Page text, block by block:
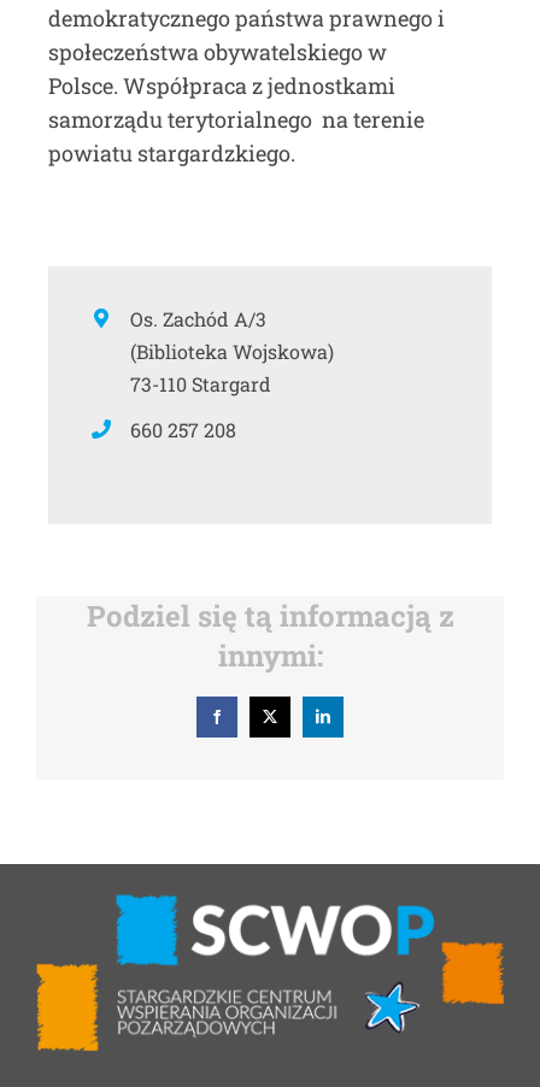
demokratycznego państwa prawnego i
społeczeństwa obywatelskiego w
Polsce. Współpraca z jednostkami
samorządu terytorialnego na terenie
powiatu stargardzkiego.
Os. Zachód A/3
(Biblioteka Wojskowa)
73-110 Stargard
660 257 208
Podziel się tą informacją z
innymi:
FacebookX LinkedIn